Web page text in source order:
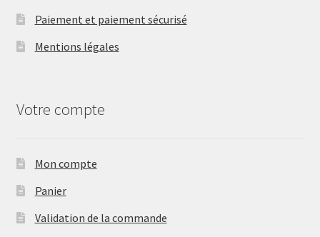
Paiement et paiement sécurisé
Mentions légales
Votre compte
Mon compte
Panier
Validation de la commande